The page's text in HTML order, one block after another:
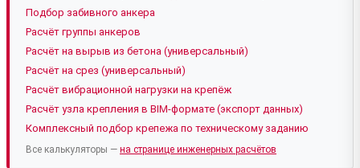
Подбор забивного анкера
Расчёт группы анкеров
Расчёт на вырыв из бетона (универсальный)
Расчёт на срез (универсальный)
Расчёт вибрационной нагрузки на крепёж
Расчёт узла крепления в BIM-формате (экспорт данных)
Комплексный подбор крепежа по техническому заданию
Все калькуляторы — на странице инженерных расчётов